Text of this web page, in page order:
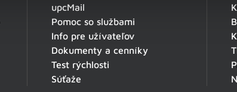
upcMail
Pomoc so službami
Info pre užívateľov
Dokumenty a cenníky
Test rýchlosti
Súťaže